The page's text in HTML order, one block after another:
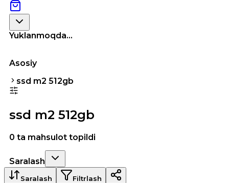
Yuklanmoqda...
Asosiy
ssd m2 512gb
ssd m2 512gb
0 ta mahsulot topildi
Saralash
Saralash Filtrlash